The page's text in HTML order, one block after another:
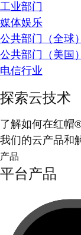
工业部门
媒体娱乐
公共部门（全球）
公共部门（美国）
电信行业
探索云技术
了解如何在红帽
我们的云产品和
产品
平台产品